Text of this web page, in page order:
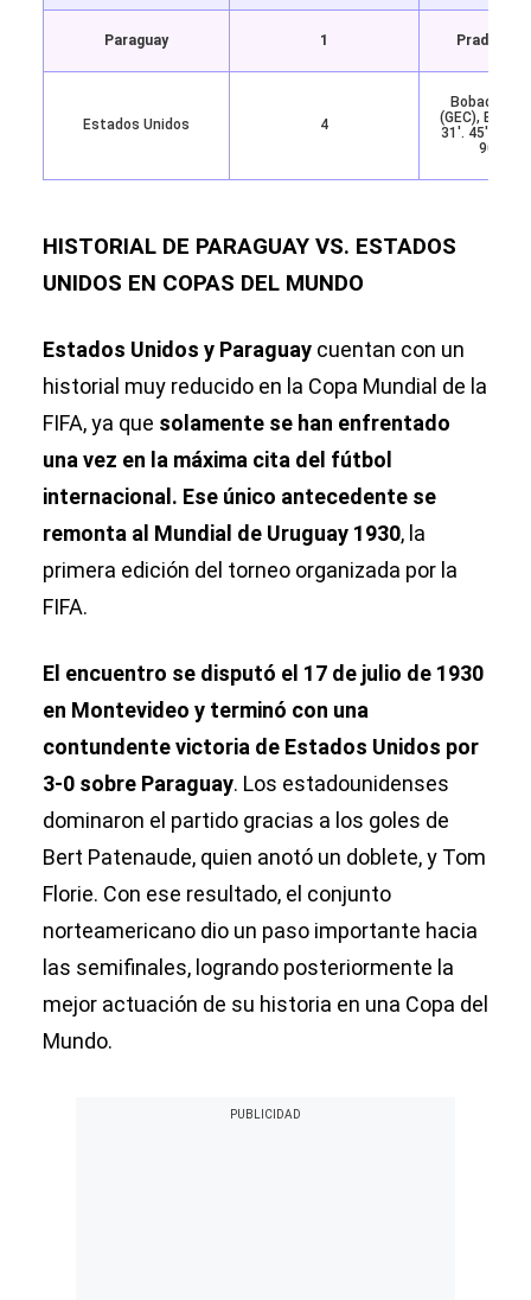
Paraguay 1 Prado 73′
Estados Unidos 4
Bobadilla 7′
(GEC),
31′. 45′,
90′
HISTORIAL DE PARAGUAY VS. ESTADOS
UNIDOS EN COPAS DEL MUNDO
Estados Unidos y Paraguay cuentan con un
historial muy reducido en la Copa Mundial de la
FIFA, ya que solamente se han enfrentado
una vez en la máxima cita del fútbol
internacional. Ese único antecedente se
remonta al Mundial de Uruguay 1930, la
primera edición del torneo organizada por la
FIFA.
El encuentro se disputó el 17 de julio de 1930
en Montevideo y terminó con una
contundente victoria de Estados Unidos por
3-0 sobre Paraguay. Los estadounidenses
dominaron el partido gracias a los goles de
Bert Patenaude, quien anotó un doblete, y Tom
Florie. Con ese resultado, el conjunto
norteamericano dio un paso importante hacia
las semifinales, logrando posteriormente la
mejor actuación de su historia en una Copa del
Mundo.